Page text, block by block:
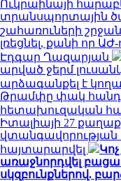
Ուկրաինայի
տրանսպորտային
շահառուների
լռեցնել, քանի որ
Էդգար Ղազարյան
արված ջերմ
արձագանքել է
Թրամփը փակ
հետախուզական
Իտալիայի 27
վտանգավորության
հայտարարվել
առաջնորդվել
սկզբունքներով.